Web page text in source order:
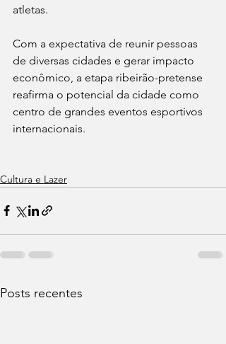
atletas.
Com a expectativa de reunir pessoas
de diversas cidades e gerar impacto
econômico, a etapa ribeirão-pretense
reafirma o potencial da cidade como
centro de grandes eventos esportivos
internacionais.
Cultura e Lazer
Posts recentes